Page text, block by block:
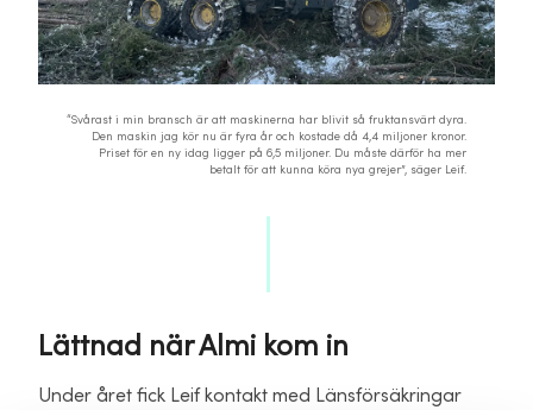
“Svårast i min bransch är att maskinerna har blivit så fruktansvärt dyra.
Den maskin jag kör nu är fyra år och kostade då 4,4 miljoner kronor.
Priset för en ny idag ligger på 6,5 miljoner. Du måste därför ha mer
betalt för att kunna köra nya grejer”, säger Leif.
Lättnad när Almi kom in
Under året fick Leif kontakt med Länsförsäkringar